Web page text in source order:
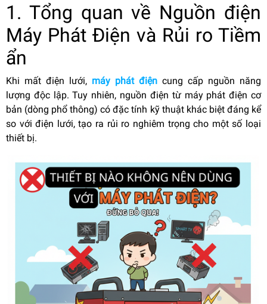
1. Tổng quan về Nguồn điện
Máy Phát Điện và Rủi ro Tiềm
ẩn
Khi mất điện lưới, máy phát điện cung cấp nguồn năng
lượng độc lập. Tuy nhiên, nguồn điện từ máy phát điện cơ
bản (dòng phổ thông) có đặc tính kỹ thuật khác biệt đáng kể
so với điện lưới, tạo ra rủi ro nghiêm trọng cho một số loại
thiết bị.